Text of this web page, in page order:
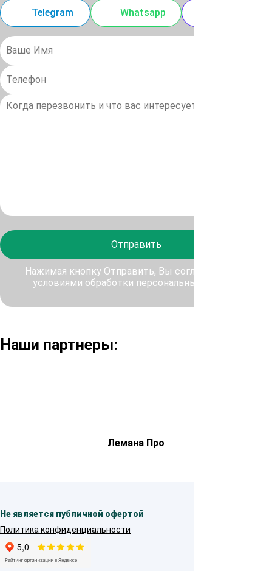
Telegram Whatsapp
Отправить
Нажимая кнопку Отправить, Вы соглашаетесь с
условиями обработки персональных данных
Наши партнеры:
Лемана Про
Не является публичной офертой
Политика конфиденциальности